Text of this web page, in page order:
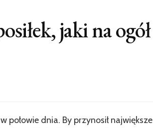
jaki na ogół
połowie dnia. By przynosił największe